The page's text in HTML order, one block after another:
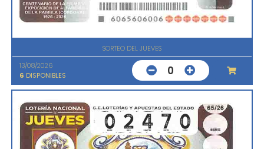
SORTEO DEL JUEVES
13/08/2026
6 DISPONIBLES 0